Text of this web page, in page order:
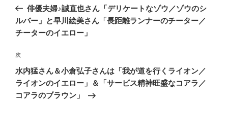
ナ
ビ
ー
シ
ョ
ン
の
投
稿
俳優夫婦♪誠直也さん「デリケートなゾウ／ゾウのシ
ルバー」と早川絵美さん「長距離ランナーのチーター／
チーターのイエロー」
次
の
投
稿
次
水内猛さん＆小倉弘子さんは「我が道を行くライオン／
ライオンのイエロー」＆「サービス精神旺盛なコアラ／
コアラのブラウン」